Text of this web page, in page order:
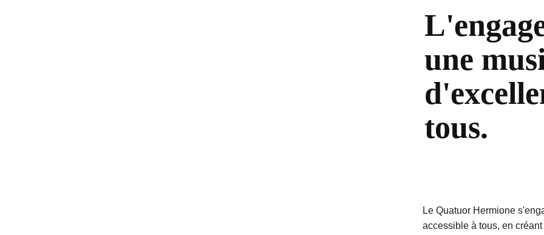
une
tous.
Le Quatuor Hermione
accessible à tous, en